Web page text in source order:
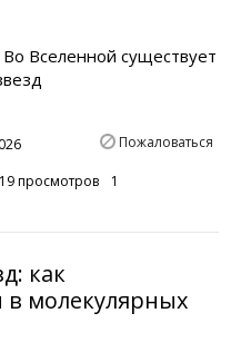
Вселенной существует
Пожаловаться
просмотров 1
как
молекулярных